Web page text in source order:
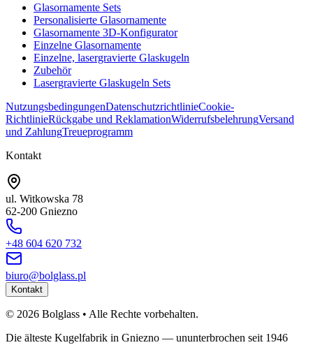
Glasornamente Sets
Personalisierte Glasornamente
Glasornamente 3D-Konfigurator
Einzelne Glasornamente
Einzelne, lasergravierte Glaskugeln
Zubehör
Lasergravierte Glaskugeln Sets
NutzungsbedingungenDatenschutzrichtlinieCookie-
RichtlinieRückgabe und ReklamationWiderrufsbelehrungVersand
und ZahlungTreueprogramm
Kontakt
ul. Witkowska 78
62-200 Gniezno
+48 604 620 732
biuro@bolglass.pl
Kontakt
© 2026 Bolglass • Alle Rechte vorbehalten.
Die älteste Kugelfabrik in Gniezno — ununterbrochen seit 1946